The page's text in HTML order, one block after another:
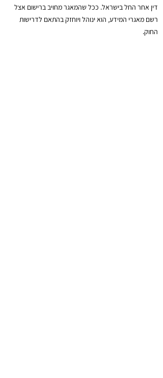
דין אחר החל בישראל. ככל שהמאגר מחויב ברישום אצל
רשם מאגרי המידע, הוא ינוהל ויוחזק בהתאם לדרישות
החוק.